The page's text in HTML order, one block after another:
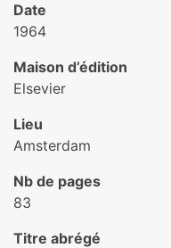
Date
1964
Maison d’édition
Elsevier
Lieu
Amsterdam
Nb de pages
83
Titre abrégé